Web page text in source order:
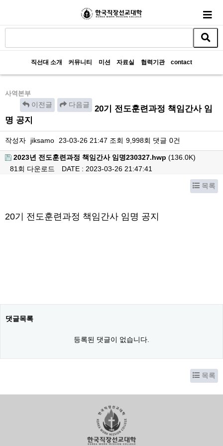
직선대 소개 커뮤니티 미션 자료실 협력기관 contact
사역본부
이전글 다음글
20기 전도훈련과정 책임간사 임
명 공지
작성자 jiksamo 23-03-26 21:47 조회 9,998회 댓글 0건
2023년 전도훈련과정 책임간사 임명230327.hwp (136.0K)
81회 다운로드
DATE : 2023-03-26 21:47:41
목록
20기 전도훈련과정 책임간사 임명 공지
댓글목록
등록된 댓글이 없습니다.
목록